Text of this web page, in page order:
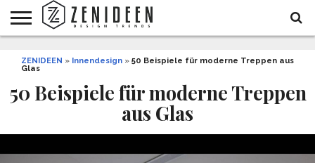
INNENDESIGN
ARCHITEKTUR
GARTEN
UND
LIFESTYLE
DEKO
&
DIY
STYLE
REZEPTE
GESUNDHEIT
WEIHNACHTEN
ZENIDEEN » Innendesign » 50 Beispiele für moderne Treppen aus
Glas
50 Beispiele für moderne Treppen
aus Glas